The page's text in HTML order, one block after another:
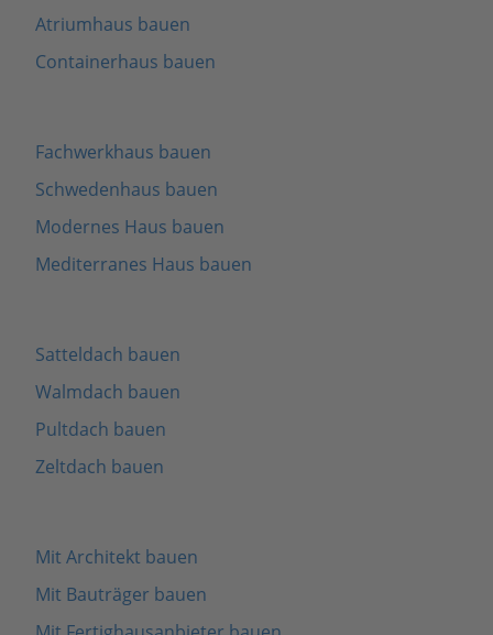
Atriumhaus bauen
Containerhaus bauen
Fachwerkhaus bauen
Schwedenhaus bauen
Modernes Haus bauen
Mediterranes Haus bauen
Satteldach bauen
Walmdach bauen
Pultdach bauen
Zeltdach bauen
Mit Architekt bauen
Mit Bauträger bauen